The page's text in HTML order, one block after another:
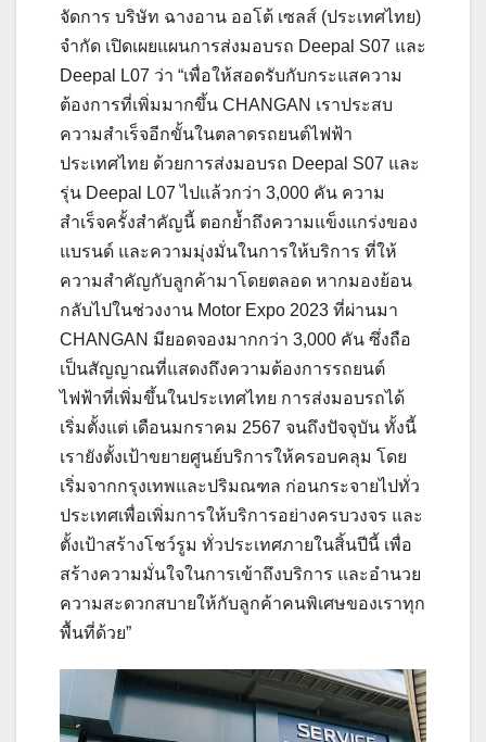
จัดการ บริษัท ฉางอาน ออโต้ เซลส์ (ประเทศไทย)
จำกัด เปิดเผยแผนการส่งมอบรถ Deepal S07 และ
Deepal L07 ว่า “เพื่อให้สอดรับกับกระแสความ
ต้องการที่เพิ่มมากขึ้น CHANGAN เราประสบ
ความสำเร็จอีกขั้นในตลาดรถยนต์ไฟฟ้า
ประเทศไทย ด้วยการส่งมอบรถ Deepal S07 และ
รุ่น Deepal L07 ไปแล้วกว่า 3,000 คัน ความ
สำเร็จครั้งสำคัญนี้ ตอกย้ำถึงความแข็งแกร่งของ
แบรนด์ และความมุ่งมั่นในการให้บริการ ที่ให้
ความสำคัญกับลูกค้ามาโดยตลอด หากมองย้อน
กลับไปในช่วงงาน Motor Expo 2023 ที่ผ่านมา
CHANGAN มียอดจองมากกว่า 3,000 คัน ซึ่งถือ
เป็นสัญญาณที่แสดงถึงความต้องการรถยนต์
ไฟฟ้าที่เพิ่มขึ้นในประเทศไทย การส่งมอบรถได้
เริ่มตั้งแต่ เดือนมกราคม 2567 จนถึงปัจจุบัน ทั้งนี้
เรายังตั้งเป้าขยายศูนย์บริการให้ครอบคลุม โดย
เริ่มจากกรุงเทพและปริมณฑล ก่อนกระจายไปทั่ว
ประเทศเพื่อเพิ่มการให้บริการอย่างครบวงจร และ
ตั้งเป้าสร้างโชว์รูม ทั่วประเทศภายในสิ้นปีนี้ เพื่อ
สร้างความมั่นใจในการเข้าถึงบริการ และอำนวย
ความสะดวกสบายให้กับลูกค้าคนพิเศษของเราทุก
พื้นที่ด้วย”